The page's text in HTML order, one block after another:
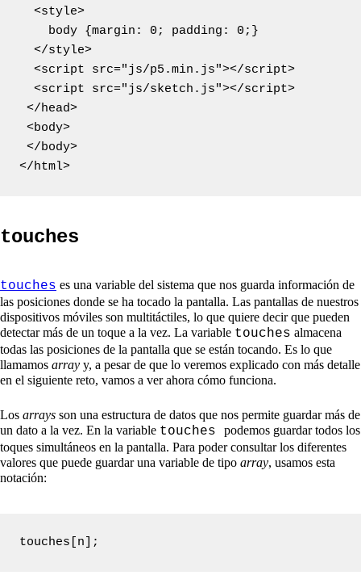
  <style>
    body {margin: 0; padding: 0;}
  </style>
  <script src="js/p5.min.js"></script>
  <script src="js/sketch.js"></script>
</head>
<body>
</body>
</html>
touches
touches es una variable del sistema que nos guarda información de
las posiciones donde se ha tocado la pantalla. Las pantallas de nuestros
dispositivos móviles son multitáctiles, lo que quiere decir que pueden
detectar más de un toque a la vez. La variable touches almacena
todas las posiciones de la pantalla que se están tocando. Es lo que
llamamos array y, a pesar de que lo veremos explicado con más detalle
en el siguiente reto, vamos a ver ahora cómo funciona.
Los arrays son una estructura de datos que nos permite guardar más de
un dato a la vez. En la variable touches podemos guardar todos los
toques simultáneos en la pantalla. Para poder consultar los diferentes
valores que puede guardar una variable de tipo array, usamos esta
notación:
touches[n];